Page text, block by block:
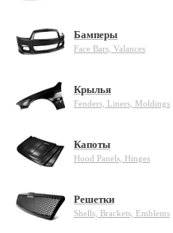
Бамперы
Face Bars, Valances
Крылья
Fenders, Liners, Moldings
Капоты
Hood Panels, Hinges
Решетки
Shells, Brackets, Emblems